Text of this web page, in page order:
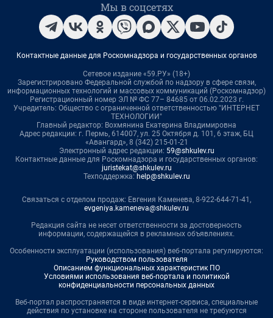
Мы в соцсетях
Контактные данные для Роскомнадзора и государственных органов
Сетевое издание «59.РУ» (18+)
Зарегистрировано Федеральной службой по надзору в сфере связи,
информационных технологий и массовых коммуникаций (Роскомнадзор)
Регистрационный номер ЭЛ № ФС 77– 84685 от 06.02.2023 г.
Учредитель: Общество с ограниченной ответственностью "ИНТЕРНЕТ
ТЕХНОЛОГИИ"
Главный редактор: Вохмянина Екатерина Владимировна
Адрес редакции: г. Пермь, 614007, ул. 25 Октября д. 101, 6 этаж, БЦ
«Авангард», 8 (342) 215-01-21
Электронный адрес редакции: 59@shkulev.ru
Контактные данные для Роскомнадзора и государственных органов:
juristekat@shkulev.ru
Техподдержка: help@shkulev.ru
Связаться с отделом продаж: Евгения Каменева, 8-922-644-71-41,
evgeniya.kameneva@shkulev.ru
Редакция сайта не несет ответственности за достоверность
информации, содержащейся в рекламных объявлениях.
Особенности эксплуатации (использования) веб-портала регулируются:
Руководством пользователя
Описанием функциональных характеристик ПО
Условиями использования веб-портала и политикой
конфиденциальности персональных данных
Веб-портал распространяется в виде интернет-сервиса, специальные
действия по установке на стороне пользователя не требуются